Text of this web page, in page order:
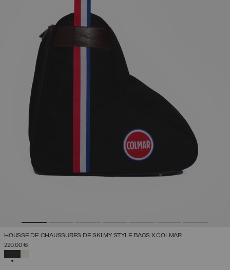
HOUSSE DE CHAUSSURES DE SKI MY STYLE BAGS X COLMAR
220,00 €